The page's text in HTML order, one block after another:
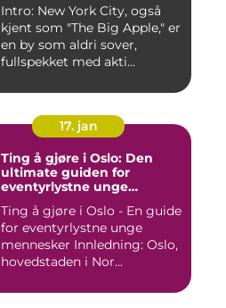
Intro: New York City, også
kjent som "The Big Apple," er
en by som aldri sover,
fullspekket med akti...
17. jan
Ting å gjøre i Oslo: Den
ultimate guiden for
eventyrlystne unge
Ting å gjøre i Oslo - En guide
for eventyrlystne unge
mennesker Innledning: Oslo,
hovedstaden i Nor...